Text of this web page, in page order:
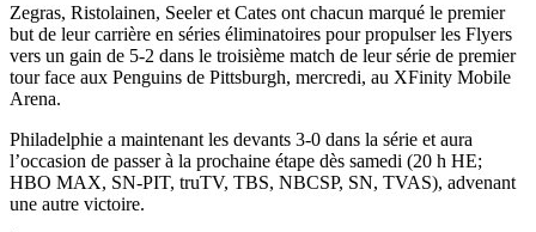
Zegras, Ristolainen, Seeler et Cates ont chacun marqué le premier
but de leur carrière en séries éliminatoires pour propulser les Flyers
vers un gain de 5-2 dans le troisième match de leur série de premier
tour face aux Penguins de Pittsburgh, mercredi, au XFinity Mobile
Arena.
Philadelphie a maintenant les devants 3-0 dans la série et aura
l’occasion de passer à la prochaine étape dès samedi (20 h HE;
HBO MAX, SN-PIT, truTV, TBS, NBCSP, SN, TVAS), advenant
une autre victoire.